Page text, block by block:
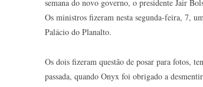
semana do novo governo, o presidente Jair
Os ministros fizeram nesta segunda-feira, 7,
Palácio do Planalto.
Os dois fizeram questão de posar para fotos,
passada, quando Onyx foi obrigado a